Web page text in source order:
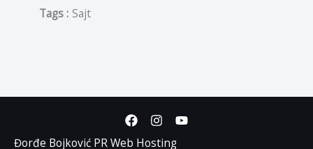
Tags : Sajt
Đorđe Bojković PR Web Hosting